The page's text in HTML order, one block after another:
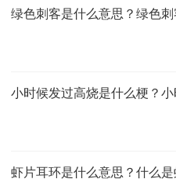
绿色刺客是什么意思？绿色刺
小时候发过高烧是什么梗？
虾片耳环是什么意思？什么是